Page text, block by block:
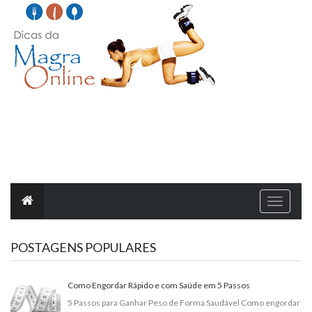
T
o
g
a
a
t
POSTAGENS POPULARES
Como Engordar Rápido e com Saúde em 5 Passos
5 Passos para Ganhar Peso de Forma Saudável Como engordar